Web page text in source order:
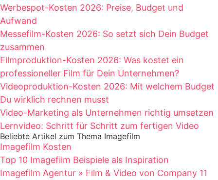
Werbespot-Kosten 2026: Preise, Budget und
Aufwand
Messefilm-Kosten 2026: So setzt sich Dein Budget
zusammen
Filmproduktion-Kosten 2026: Was kostet ein
professioneller Film für Dein Unternehmen?
Videoproduktion-Kosten 2026: Mit welchem Budget
Du wirklich rechnen musst
Video-Marketing als Unternehmen richtig umsetzen
Lernvideo: Schritt für Schritt zum fertigen Video
Beliebte Artikel zum Thema Imagefilm
Imagefilm Kosten
Top 10 Imagefilm Beispiele als Inspiration
Imagefilm Agentur » Film & Video von Company 11